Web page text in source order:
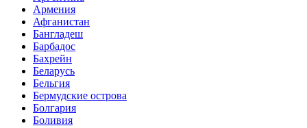
Армения
Афганистан
Бангладеш
Барбадос
Бахрейн
Беларусь
Бельгия
Бермудские острова
Болгария
Боливия